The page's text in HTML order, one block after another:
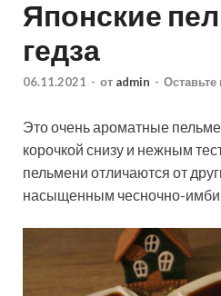
Японские
гедза
06.11.2021 - от admin -
Это очень ароматные
корочкой снизу и нежным
пельмени отличаются от
насыщенным чесночно-